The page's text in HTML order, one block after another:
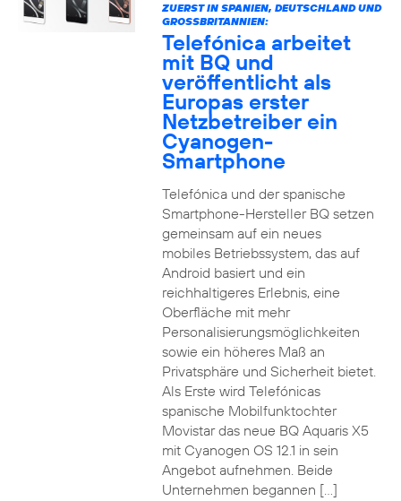
ZUERST IN SPANIEN, DEUTSCHLAND UND
GROSSBRITANNIEN:
Telefónica arbeitet
mit BQ und
veröffentlicht als
Europas erster
Netzbetreiber ein
Cyanogen-
Smartphone
Telefónica und der spanische
Smartphone-Hersteller BQ setzen
gemeinsam auf ein neues
mobiles Betriebssystem, das auf
Android basiert und ein
reichhaltigeres Erlebnis, eine
Oberfläche mit mehr
Personalisierungsmöglichkeiten
sowie ein höheres Maß an
Privatsphäre und Sicherheit bietet.
Als Erste wird Telefónicas
spanische Mobilfunktochter
Movistar das neue BQ Aquaris X5
mit Cyanogen OS 12.1 in sein
Angebot aufnehmen. Beide
Unternehmen begannen […]